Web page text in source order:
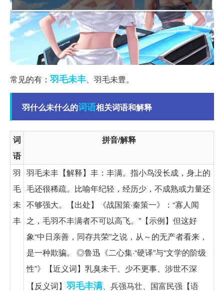
常见的有： 羽毛未丰、羽毛未豊。
羽什么未什么的词语相关词语和解释
词
语
拼音/解释
羽
毛
未
丰
羽毛未丰【解释】丰：丰满。指小鸟没长成，身上的
毛还很稀疏。比喻年纪轻，经历少，不成熟或力量还
不够强大。【出处】《战国策·秦策一》：“寡人闻
之，毛羽不丰满者不可以高飞。”【示例】但这好
象“中日亲善，同存共荣”之说，从～的无产者看来，
是一种欺骗。 ◎鲁迅《二心集·“硬译”与“文学的阶级
性”》【近义词】乳臭未干、少不更事、涉世不深
【反义词】 羽毛丰满、兵强马壮、国富民强【语